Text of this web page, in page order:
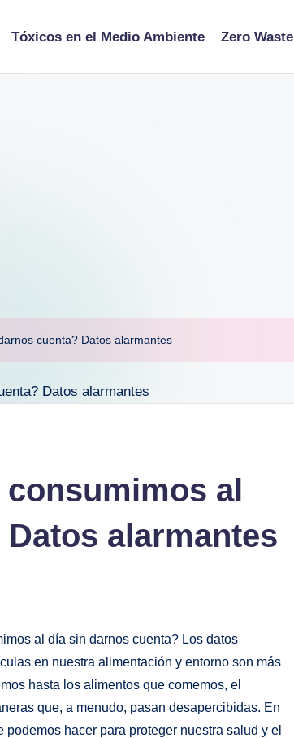
Tóxicos en el Medio Ambiente Zero Waste
cuenta? Datos alarmantes
al
alarmantes
al día sin darnos cuenta? Los datos
en nuestra alimentación y entorno son más
hasta los alimentos que comemos, el
que, a menudo, pasan desapercibidas. En
hacer para proteger nuestra salud y el